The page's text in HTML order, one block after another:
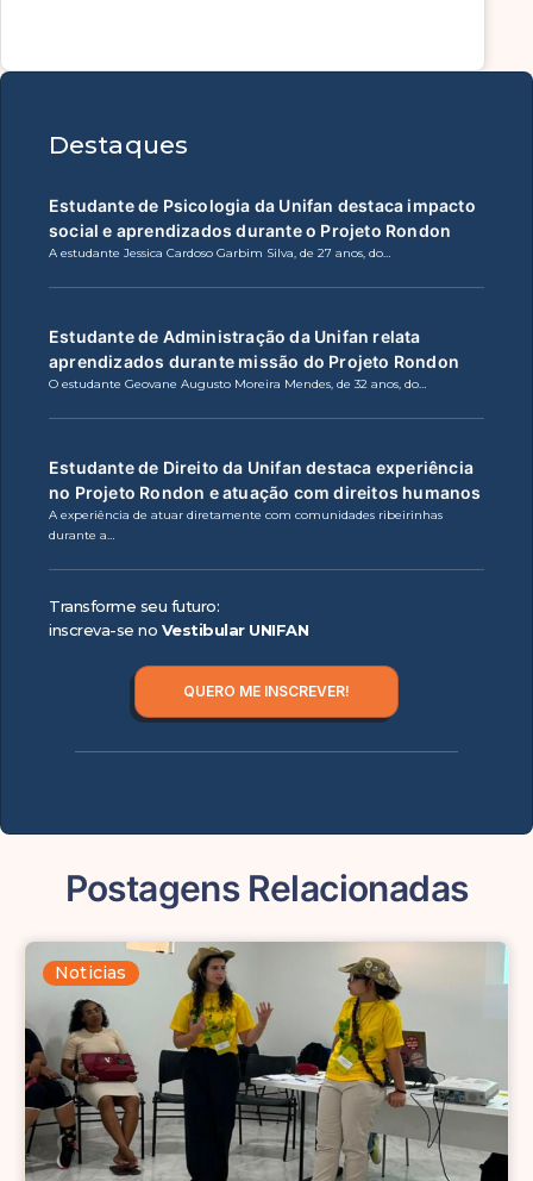
Destaques
Estudante de Psicologia da Unifan destaca impacto
social e aprendizados durante o Projeto Rondon
A estudante Jessica Cardoso Garbim Silva, de 27 anos, do…
Estudante de Administração da Unifan relata
aprendizados durante missão do Projeto Rondon
O estudante Geovane Augusto Moreira Mendes, de 32 anos, do…
Estudante de Direito da Unifan destaca experiência
no Projeto Rondon e atuação com direitos humanos
A experiência de atuar diretamente com comunidades ribeirinhas
durante a…
Transforme seu futuro:
inscreva-se no Vestibular UNIFAN
QUERO ME INSCREVER!
Postagens Relacionadas
Noticias